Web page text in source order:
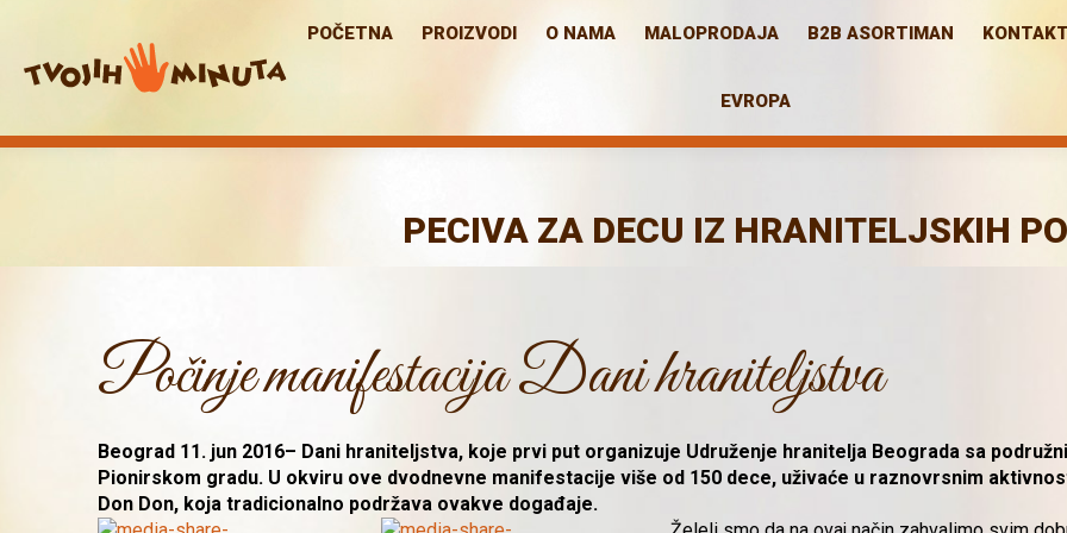
POČETNA PROIZVODI O NAMA MALOPRODAJA B2B ASORTIMAN KONTAKT
EVROPA
PECIVA ZA DECU IZ HRANITELJSKIH
Počinje manifestacija Dani hraniteljstva
Beograd 11. jun 2016– Dani hraniteljstva, koje prvi put organizuje Udruženje hranitelja Beograda sa
Pionirskom gradu. U okviru ove dvodnevne manifestacije više od 150 dece, uživaće u raznovrsnim
Don Don, koja tradicionalno podržava ovakve događaje.